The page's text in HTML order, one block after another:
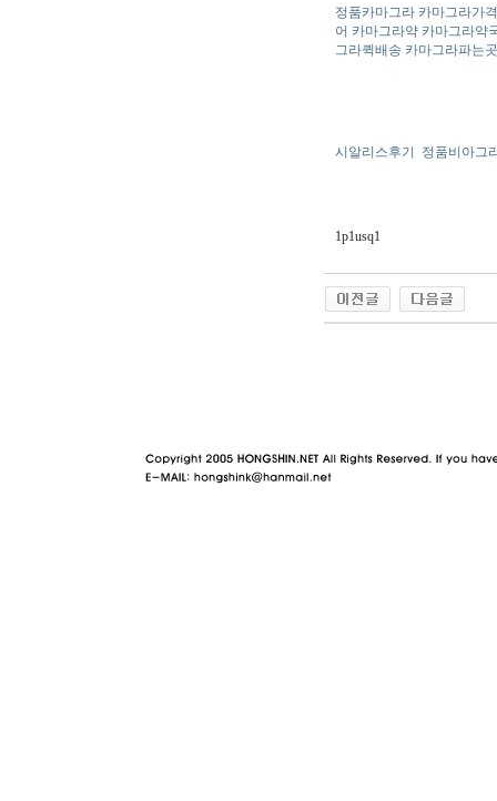
정품카마그라 카마그라가
어 카마그라약 카마그라약
그라퀵배송 카마그라파는
시알리스후기 정품비아그
1p1usq1